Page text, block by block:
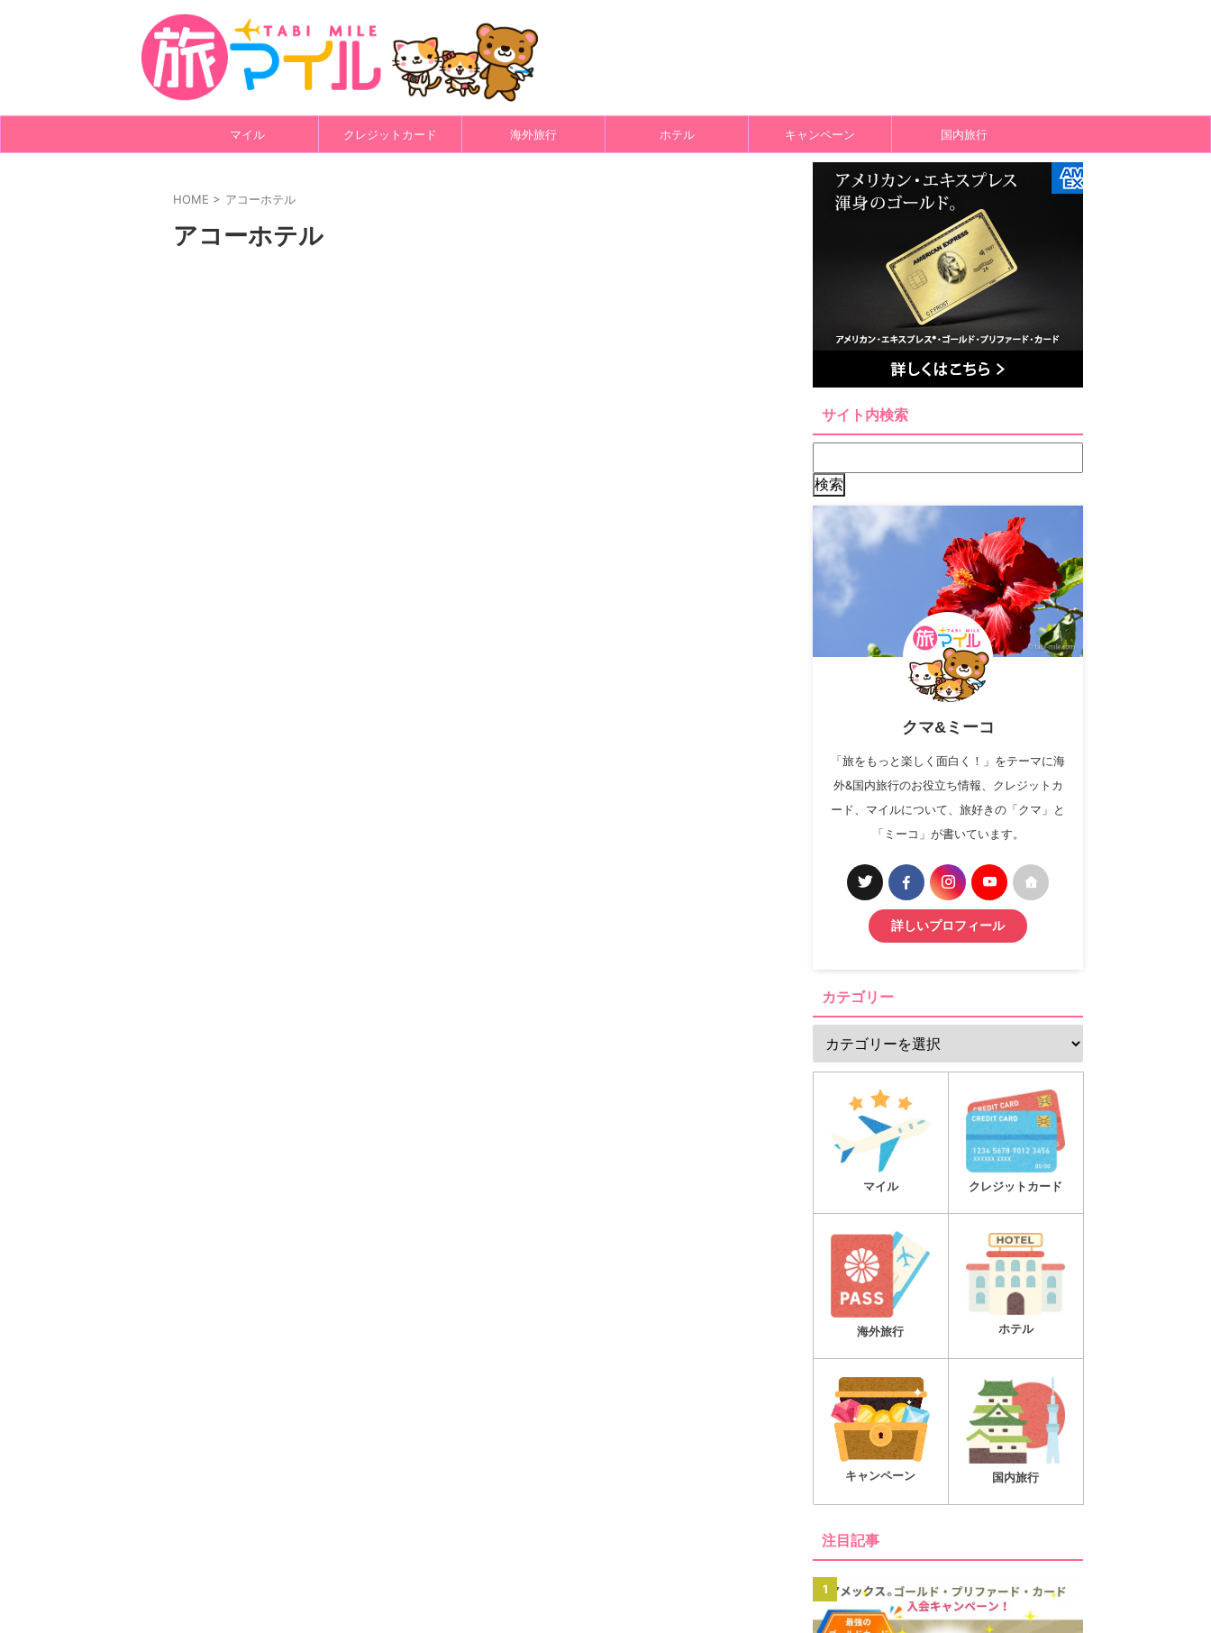
マイル クレジットカード 海外旅行 ホテル キャンペーン 国内旅行
HOME > アコーホテル
アコーホテル
サイト内検索
クマ&ミーコ
「旅をもっと楽しく面白く！」をテーマに海
外&国内旅行のお役立ち情報、クレジットカ
ード、マイルについて、旅好きの「クマ」と
「ミーコ」が書いています。
詳しいプロフィール
カテゴリー
マイル クレジットカード
海外旅行 ホテル
キャンペーン 国内旅行
注目記事
1